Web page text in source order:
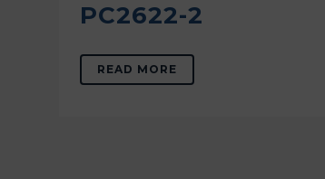
PC2622-2
READ MORE